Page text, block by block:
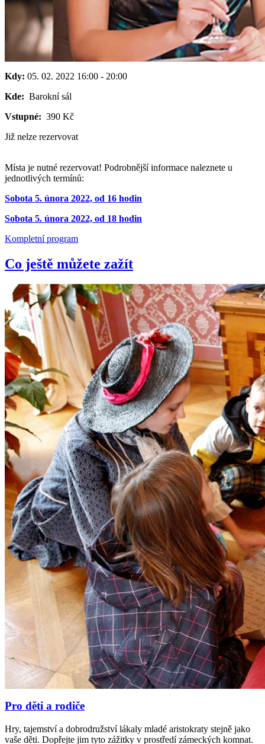
Kdy: 05. 02. 2022 16:00 - 20:00
Kde: Barokní sál
Vstupné: 390 Kč
Již nelze rezervovat
Místa je nutné rezervovat! Podrobnější informace naleznete u
jednotlivých termínů:
Sobota 5. února 2022, od 16 hodin
Sobota 5. února 2022, od 18 hodin
Kompletní program
Co ještě můžete zažít
Pro děti a rodiče
Hry, tajemství a dobrodružství lákaly mladé aristokraty stejně jako
vaše děti. Dopřejte jim tyto zážitky v prostředí zámeckých komnat.